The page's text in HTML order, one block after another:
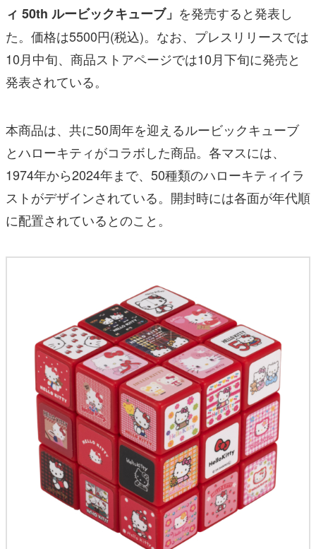
ィ 50th ルービックキューブ」 を発売すると発表し
た。価格は5500円(税込)。なお、プレスリリースでは
10月中旬、商品ストアページでは10月下旬に発売と
発表されている。
本商品は、共に50周年を迎えるルービックキューブ
とハローキティがコラボした商品。各マスには、
1974年から2024年まで、50種類のハローキティイラ
ストがデザインされている。開封時には各面が年代順
に配置されているとのこと。